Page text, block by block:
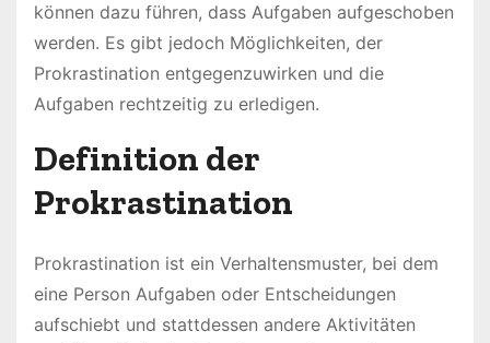
können dazu führen, dass Aufgaben aufgeschoben
werden. Es gibt jedoch Möglichkeiten, der
Prokrastination entgegenzuwirken und die
Aufgaben rechtzeitig zu erledigen.
Definition der
Prokrastination
Prokrastination ist ein Verhaltensmuster, bei dem
eine Person Aufgaben oder Entscheidungen
aufschiebt und stattdessen andere Aktivitäten